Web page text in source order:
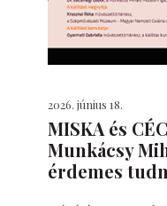
2026. június 18.
MISKA és
Munkácsy
érdemes